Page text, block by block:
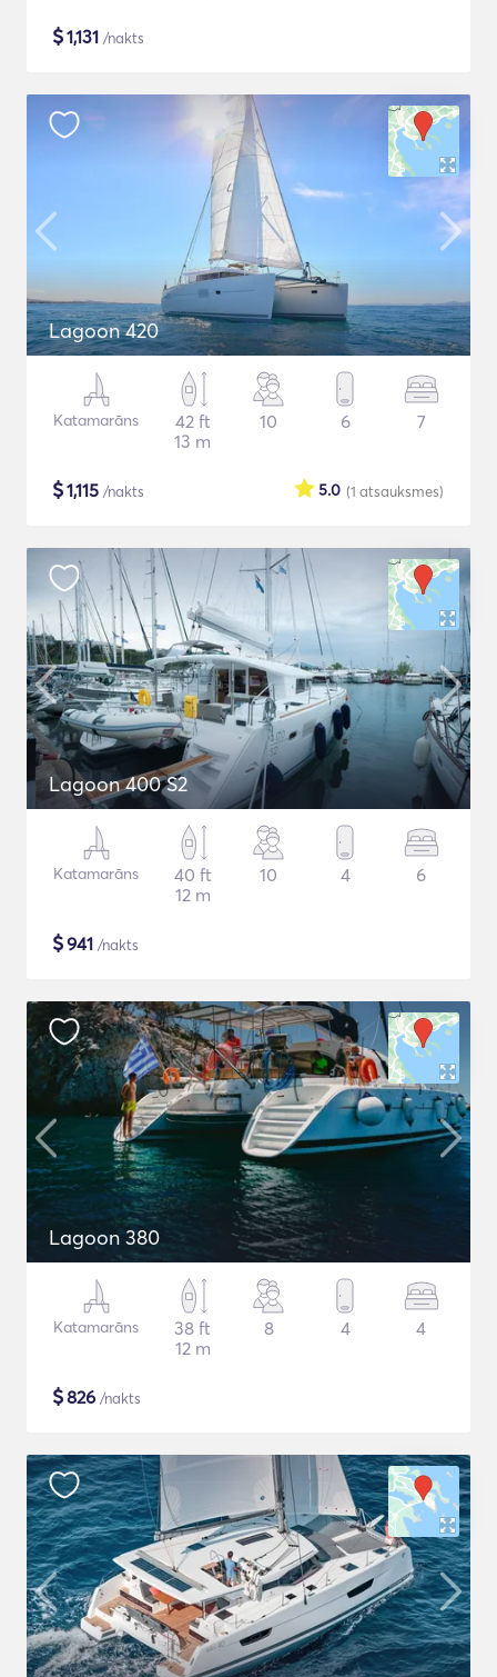
$1,131 /nakts
Lagoon 420
Katamarāns
42 ft
13 m
10 6 7
$1,115 /nakts (1 atsauksmes)
5.0
Lagoon 400 S2
Katamarāns
40 ft
12 m
10 4 6
$941 /nakts
Lagoon 380
Katamarāns
38 ft
12 m
8 4 4
$826 /nakts